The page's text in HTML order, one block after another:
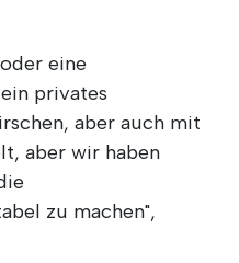
eine
privates
aber auch mit
aber wir haben
zu machen",